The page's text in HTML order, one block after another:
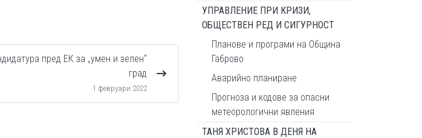
пред ЕК за „умен и зелен“
град
1 февруари 2022
УПРАВЛЕНИЕ ПРИ КРИЗИ,
ОБЩЕСТВЕН РЕД И СИГУРНОСТ
Планове и програми на Община
Габрово
Аварийно планиране
Прогноза и кодове за опасни
метеорологични явления
ТАНЯ ХРИСТОВА В ДЕНЯ НА